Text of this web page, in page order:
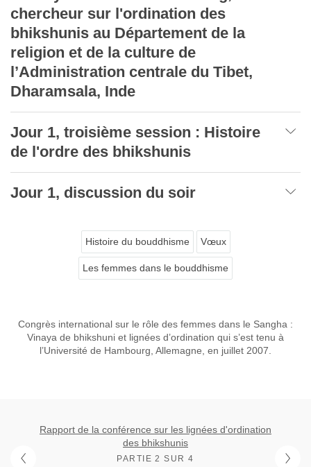
chercheur sur l'ordination des
bhikshunis au Département de la
religion et de la culture de
l’Administration centrale du Tibet,
Dharamsala, Inde
Jour 1, troisième session : Histoire
de l'ordre des bhikshunis
Jour 1, discussion du soir
Histoire du bouddhisme Vœux
Les femmes dans le bouddhisme
Congrès international sur le rôle des femmes dans le Sangha :
Vinaya de bhikshuni et lignées d’ordination qui s’est tenu à
l’Université de Hambourg, Allemagne, en juillet 2007.
Rapport de la conférence sur les lignées d'ordination
des bhikshunis
PARTIE 2 SUR 4